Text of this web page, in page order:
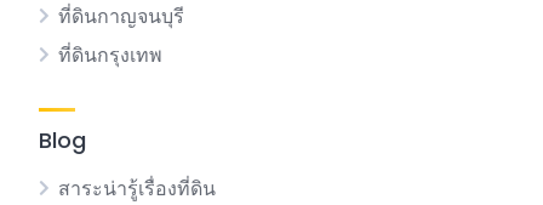
ที่ดินกาญจนบุรี
ที่ดินกรุงเทพ
Blog
สาระน่ารู้เรื่องที่ดิน